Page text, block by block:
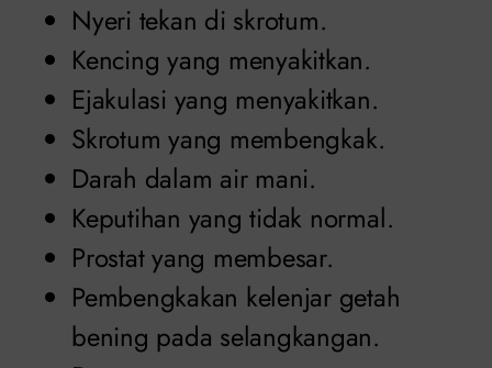
Nyeri tekan di skrotum.
Kencing yang menyakitkan.
Ejakulasi yang menyakitkan.
Skrotum yang membengkak.
Darah dalam air mani.
Keputihan yang tidak normal.
Prostat yang membesar.
Pembengkakan kelenjar getah
bening pada selangkangan.